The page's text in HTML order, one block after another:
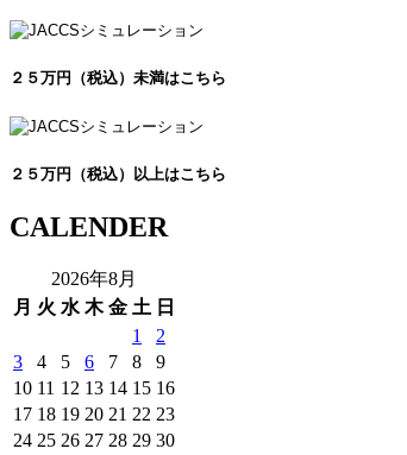
２５万円（税込）未満はこちら
２５万円（税込）以上はこちら
CALENDER
2026年8月
月 火 水 木 金 土 日
1
2
3
4 5 6 7 8
9
10 11 12 13 14 15 16
17 18 19 20 21 22 23
24 25 26 27 28 29 30